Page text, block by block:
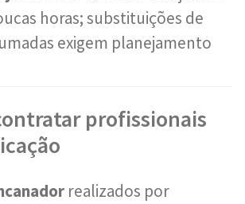
horas; substituições de
exigem planejamento
profissionais
realizados por